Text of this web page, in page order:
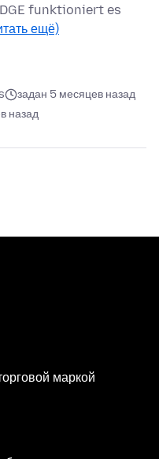
funktioniert es
ещё)
задан 5 месяцев назад
назад
маркой